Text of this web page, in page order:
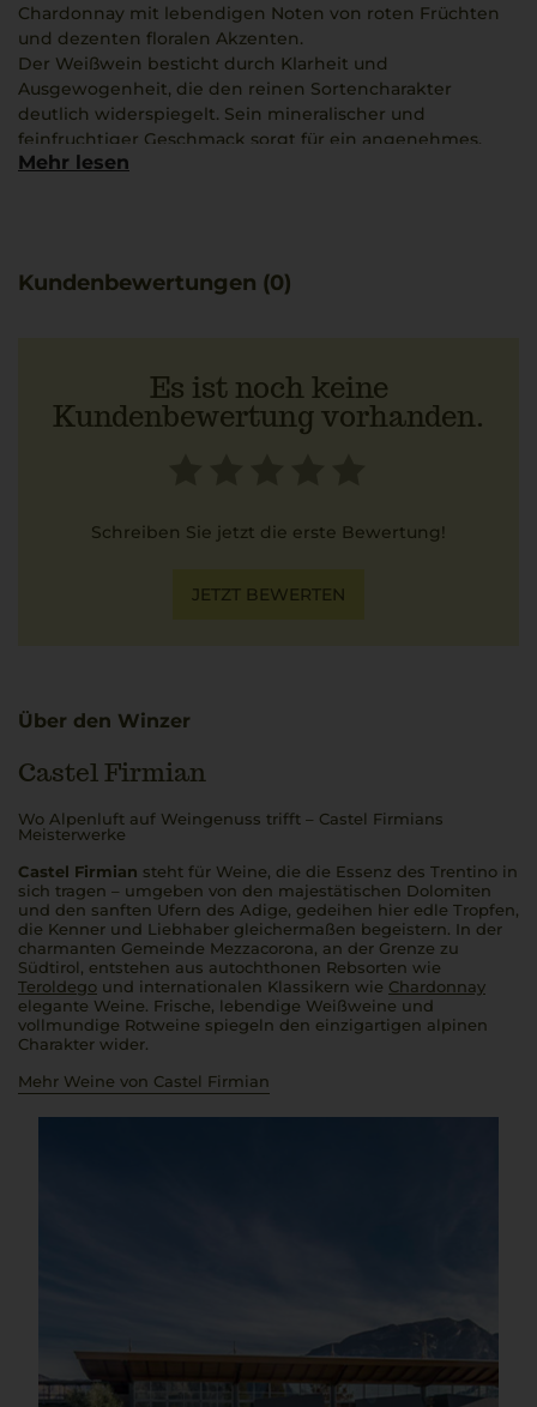
Chardonnay mit lebendigen Noten von roten Früchten
und dezenten floralen Akzenten.
Der Weißwein besticht durch Klarheit und
Ausgewogenheit, die den reinen Sortencharakter
deutlich widerspiegelt. Sein mineralischer und
feinfruchtiger Geschmack sorgt für ein angenehmes,
weiches Mundgefühl.
Mehr lesen
Kundenbewertungen (0)
Es ist noch keine
Kundenbewertung vorhanden.
Schreiben Sie jetzt die erste Bewertung!
JETZT BEWERTEN
Über den Winzer
Castel Firmian
Wo Alpenluft auf Weingenuss trifft – Castel Firmians
Meisterwerke
Castel Firmian steht für Weine, die die Essenz des Trentino in
sich tragen – umgeben von den majestätischen Dolomiten
und den sanften Ufern des Adige, gedeihen hier edle Tropfen,
die Kenner und Liebhaber gleichermaßen begeistern. In der
charmanten Gemeinde Mezzacorona, an der Grenze zu
Südtirol, entstehen aus autochthonen Rebsorten wie
Teroldego und internationalen Klassikern wie Chardonnay
elegante Weine. Frische, lebendige Weißweine und
vollmundige Rotweine spiegeln den einzigartigen alpinen
Charakter wider.
Mehr Weine von Castel Firmian